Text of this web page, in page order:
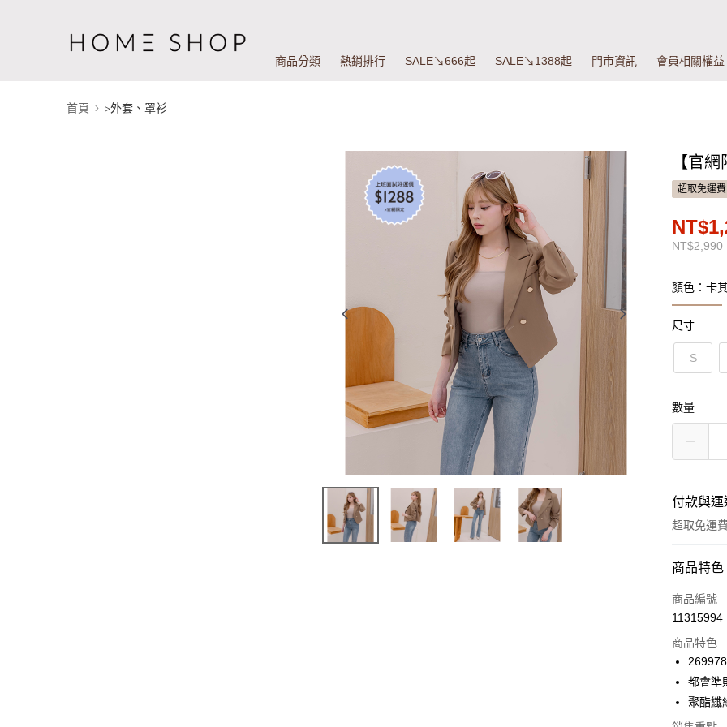
商品分類 熱銷排行 SALE↘666起 SALE↘1388起 門市資訊 會員相關權益
首頁 ▹外套、罩衫
【官
超取免運費
NT$2,990
顏色：卡
尺寸
S
數量
付款與
超取免運
付款方式
信用卡一
合作金
華南商
6 期 0
合作金
華南商
12 期
24 期
商品特色
商品編號
11315994
商品特色
都會準
聚酯纖